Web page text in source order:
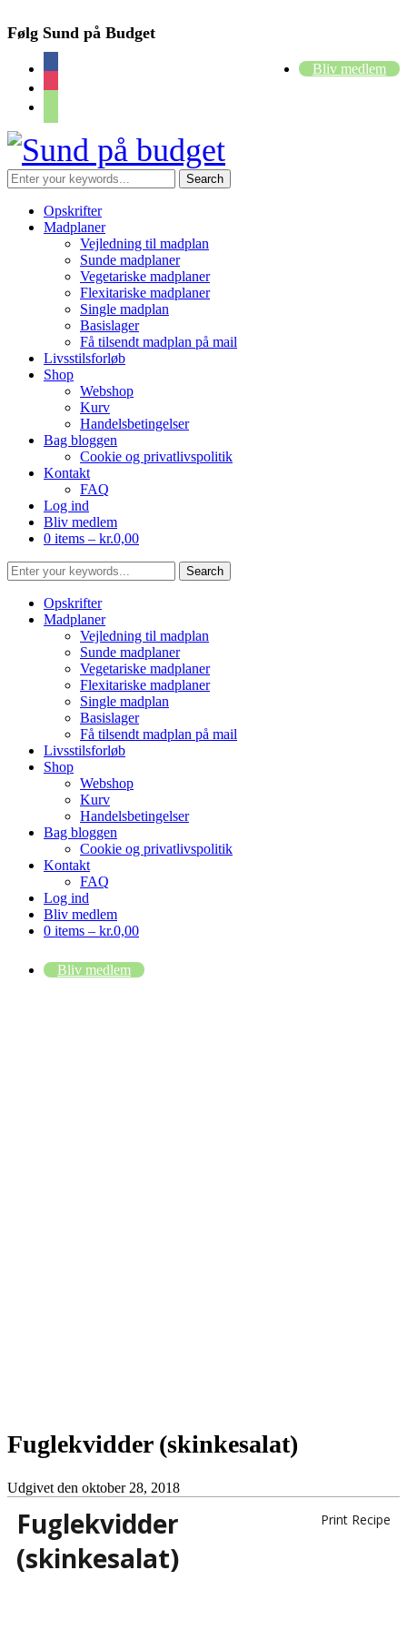
Følg Sund på Budget
Bliv medlem
Opskrifter
Madplaner
Vejledning til madplan
Sunde madplaner
Vegetariske madplaner
Flexitariske madplaner
Single madplan
Basislager
Få tilsendt madplan på mail
Livsstilsforløb
Shop
Webshop
Kurv
Handelsbetingelser
Bag bloggen
Cookie og privatlivspolitik
Kontakt
FAQ
Log ind
Bliv medlem
0 items – kr.0,00
Opskrifter
Madplaner
Vejledning til madplan
Sunde madplaner
Vegetariske madplaner
Flexitariske madplaner
Single madplan
Basislager
Få tilsendt madplan på mail
Livsstilsforløb
Shop
Webshop
Kurv
Handelsbetingelser
Bag bloggen
Cookie og privatlivspolitik
Kontakt
FAQ
Log ind
Bliv medlem
0 items – kr.0,00
Bliv medlem
Fuglekvidder (skinkesalat)
Udgivet den oktober 28, 2018
Print Recipe
Fuglekvidder
(skinkesalat)